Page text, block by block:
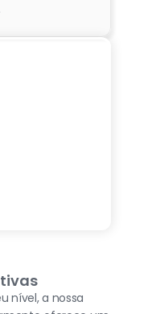
nível, a nossa